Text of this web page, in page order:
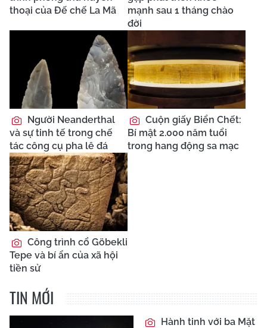
thoại của Đế chế La Mã
mạnh sau 1 tháng chào
đời
Người Neanderthal
và sự tinh tế trong chế
tác công cụ pha lê đá
Cuộn giấy Biển Chết:
Bí mật 2.000 năm tuổi
trong hang động sa mạc
Công trình cổ Göbekli
Tepe và bí ẩn của xã hội
tiền sử
TIN MỚI
Hành tinh với ba Mặt